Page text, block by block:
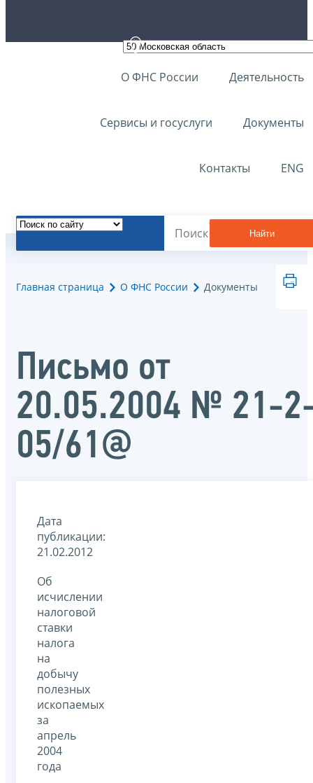
О ФНС России Деятельность
Сервисы и госуслуги Документы
Контакты ENG
Найти
Главная страница О ФНС России Документы
Письмо от
20.05.2004 № 21-
05/61@
Дата
публикации:
21.02.2012
Об
исчислении
налоговой
ставки
налога
на
добычу
полезных
ископаемых
за
апрель
2004
года